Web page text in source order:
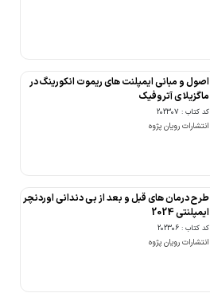
اصول و مبانی ایمپلنت های ریموت انکورینگ در
ماگزیلا ی آتروفیک
کد کتاب : 202307
انتشارات رویان پژوه
طرح درمان های قبل و بعد از بی دندانی اوردنچر
ایمپلنتی 2024
کد کتاب : 202306
انتشارات رویان پژوه